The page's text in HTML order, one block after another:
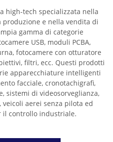
high-tech specializzata nella
produzione e nella vendita di
gamma di categorie
USB, moduli PCBA,
fotocamere con otturatore
filtri, ecc. Questi prodotti
apparecchiature intelligenti
facciale, cronotachigrafi,
sistemi di videosorveglianza,
aerei senza pilota ed
il controllo industriale.